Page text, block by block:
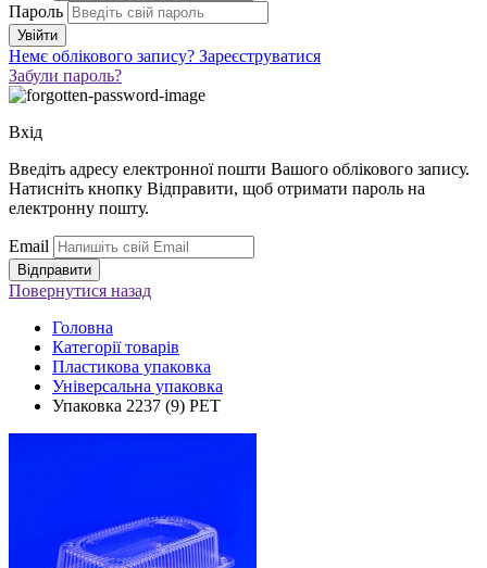
Пароль
Немє облікового запису? Зареєструватися
Забули пароль?
Вхід
Введіть адресу електронної пошти Вашого облікового запису.
Натисніть кнопку Відправити, щоб отримати пароль на
електронну пошту.
Email
Повернутися назад
Головна
Категорії товарів
Пластикова упаковка
Універсальна упаковка
Упаковка 2237 (9) PЕТ